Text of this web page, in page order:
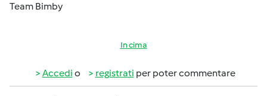
Team Bimby
In cima
Accedi o registrati per poter commentare